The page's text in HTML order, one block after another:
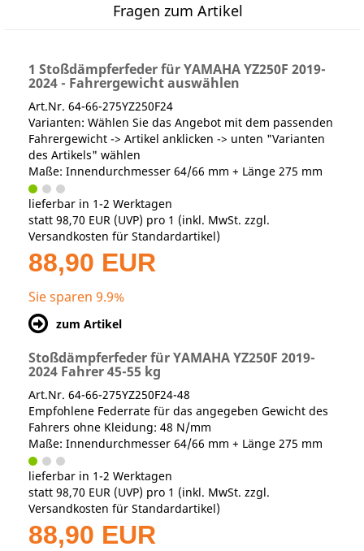
Fragen zum Artikel
1 Stoßdämpferfeder für YAMAHA YZ250F 2019-
2024 - Fahrergewicht auswählen
Art.Nr. 64-66-275YZ250F24
Varianten: Wählen Sie das Angebot mit dem passenden
Fahrergewicht -> Artikel anklicken -> unten "Varianten
des Artikels" wählen
Maße: Innendurchmesser 64/66 mm + Länge 275 mm
lieferbar in 1-2 Werktagen
statt 98,70 EUR (UVP) pro 1 (inkl. MwSt. zzgl.
Versandkosten für Standardartikel)
88,90 EUR
Sie sparen 9.9%
zum Artikel
Stoßdämpferfeder für YAMAHA YZ250F 2019-
2024 Fahrer 45-55 kg
Art.Nr. 64-66-275YZ250F24-48
Empfohlene Federrate für das angegeben Gewicht des
Fahrers ohne Kleidung: 48 N/mm
Maße: Innendurchmesser 64/66 mm + Länge 275 mm
lieferbar in 1-2 Werktagen
statt 98,70 EUR (UVP) pro 1 (inkl. MwSt. zzgl.
Versandkosten für Standardartikel)
88,90 EUR